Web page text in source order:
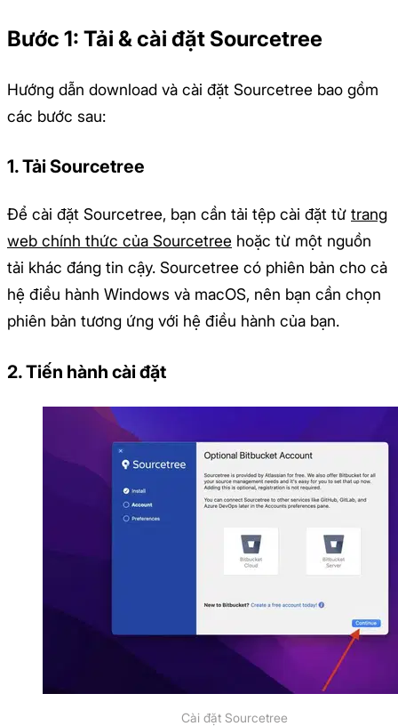
Bước 1: Tải & cài đặt Sourcetree
Hướng dẫn download và cài đặt Sourcetree bao gồm
các bước sau:
1. Tải Sourcetree
Để cài đặt Sourcetree, bạn cần tải tệp cài đặt từ trang
web chính thức của Sourcetree hoặc từ một nguồn
tải khác đáng tin cậy. Sourcetree có phiên bản cho cả
hệ điều hành Windows và macOS, nên bạn cần chọn
phiên bản tương ứng với hệ điều hành của bạn.
2. Tiến hành cài đặt
Cài đặt Sourcetree